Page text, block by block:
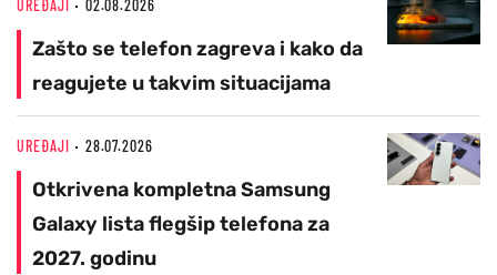
UREĐAJI 02.08.2026
Zašto se telefon zagreva i kako da
reagujete u takvim situacijama
UREĐAJI 28.07.2026
Otkrivena kompletna Samsung
Galaxy lista flegšip telefona za
2027. godinu